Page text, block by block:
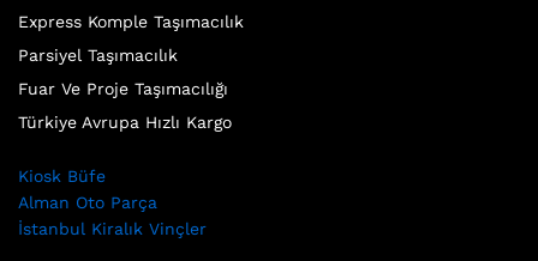
Express Komple Taşımacılık
Parsiyel Taşımacılık
Fuar Ve Proje Taşımacılığı
Türkiye Avrupa Hızlı Kargo
Kiosk Büfe
Alman Oto Parça
İstanbul Kiralık Vinçler